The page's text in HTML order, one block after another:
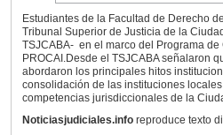
Estudiantes de la Facultad de Derecho
Tribunal Superior de Justicia de la
TSJCABA- en el marco del Programa
PROCAI.Desde el TSJCABA señalaron
abordaron los principales hitos
consolidación de las instituciones
competencias jurisdiccionales de la
Noticiasjudiciales.info reproduce texto